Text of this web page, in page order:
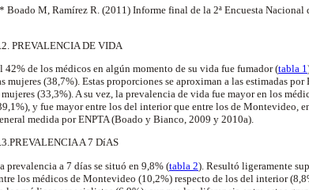
Boado M, Ramírez R. (2011) Informe final de la 2ª Encuesta Nacional
PREVALENCIA DE VIDA
42% de los médicos en algún momento de su vida fue fumador (tabla 1
mujeres (38,7%). Estas proporciones se aproximan a las estimadas
(33,3%). A su vez, la prevalencia de vida fue mayor en los
y fue mayor entre los del interior que entre los de Montevideo,
medida por ENPTA (Boado y Bianco, 2009 y 2010a).
A 7 DíAS
prevalencia a 7 días se situó en 9,8% (tabla 2). Resultó ligeramente
los médicos de Montevideo (10,2%) respecto de los del interior